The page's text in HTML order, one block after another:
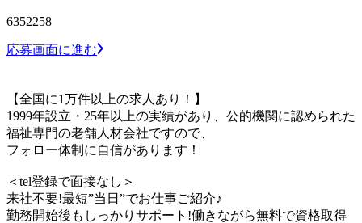
6352258
応募画面に進む
【全国に1万件以上の求人あり！】
1999年設立・25年以上の実績があり、公的機関に認められた
福祉専門の老舗人材会社ですので、
フォロー体制に自信があります！
＜tel登録で面接なし＞
来社不要!最短”当日”でお仕事ご紹介♪
勤務開始後もしっかりサポート!働きながら無料で資格取得